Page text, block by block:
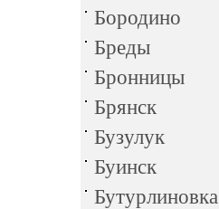
Бородино
Бреды
Бронницы
Брянск
Бузулук
Буинск
Бутурлиновка